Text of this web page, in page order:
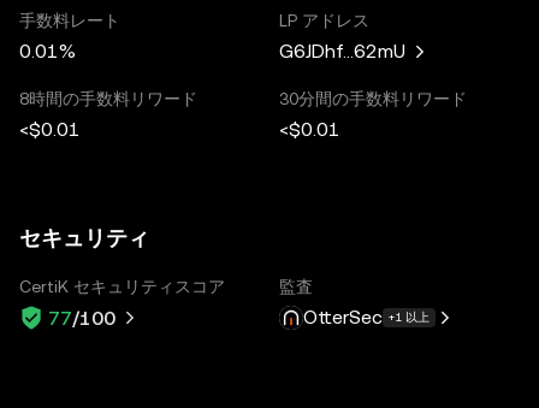
手数料レート
0.01%
LP アドレス
G6JDhf...62mU
8時間の手数料リワード
<$0.01
30分間の手数料リワード
<$0.01
セキュリティ
CertiK セキュリティスコア
77/100
監査
OtterSec +1 以上